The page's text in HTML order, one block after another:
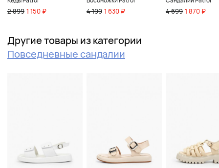
2 899 1 150 ₽ 4 199 1 630 ₽ 4 699 1 870 ₽
Другие товары из категории
Повседневные сандалии